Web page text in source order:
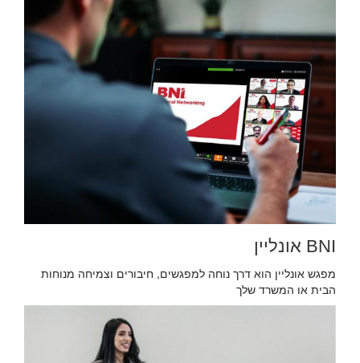
BNI אונליין
מפגש אונליין הוא דרך נוחה למפגשים, חיבורים וצמיחה מנוחות
הבית או המשרד שלך